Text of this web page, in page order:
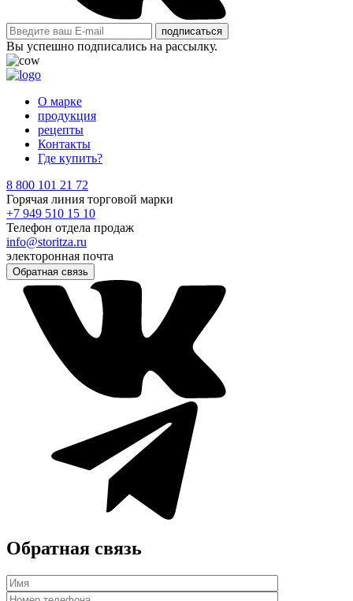
подписаться
Вы успешно подписались на рассылку.
О марке
продукция
рецепты
Контакты
Где купить?
8 800 101 21 72
Горячая линия торговой марки
+7 949 510 15 10
Телефон отдела продаж
info@storitza.ru
электоронная почта
Обратная связь
Обратная связь